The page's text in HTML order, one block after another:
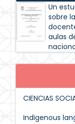
Un
sobre
aulas
CIENCIAS
Indigenous